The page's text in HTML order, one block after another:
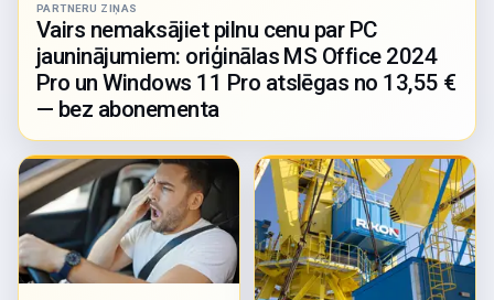
PARTNERU ZIŅAS
Vairs nemaksājiet pilnu cenu par PC
jauninājumiem: oriģinālas MS Office 2024
Pro un Windows 11 Pro atslēgas no 13,55 €
— bez abonementa